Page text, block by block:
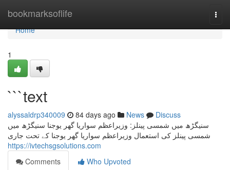
bookmarksoflife
Home
Home
1
```text
alyssaldrp340009 84 days ago News
Discuss
سنیگڑھ میں شمسی پینلز: وزیراعظم سواریا گھر یوجنا سنیگڑھ میں
شمسی پینلز کی استعمال وزیراعظم سواریا گھر یوجنا کے تحت جاری
https://ivtechsgsolutions.com
Comments
Who Upvoted